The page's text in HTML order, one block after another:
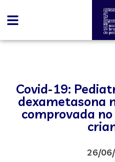
Covid-19:
dexametasona
comprovada
26/